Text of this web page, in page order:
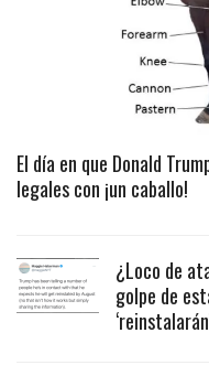
El día en que Donald
legales con ¡un caballo!
¿Loco de
golpe de